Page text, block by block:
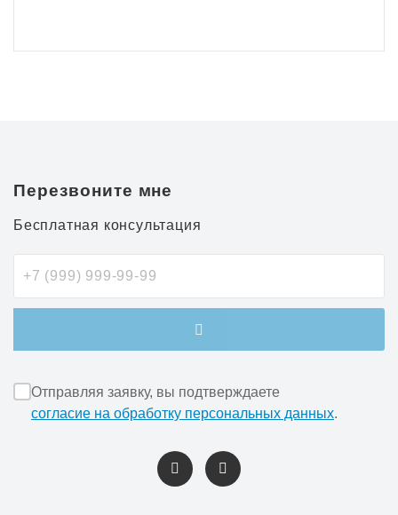
Перезвоните мне
Бесплатная консультация
Отправляя заявку, вы подтверждаете
согласие на обработку персональных данных.